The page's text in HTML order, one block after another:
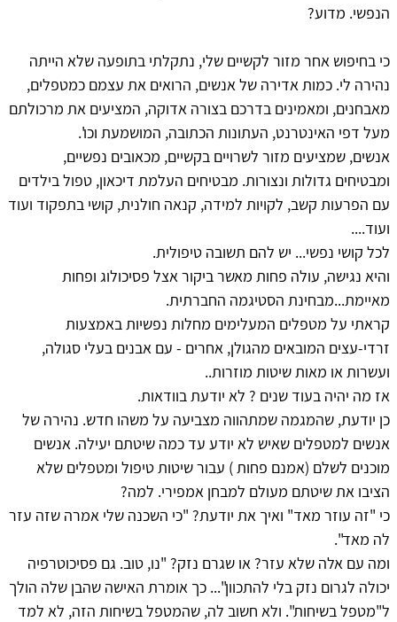
הנפשי. מדוע?
כי בחיפוש אחר מזור לקשיים שלי, נתקלתי בתופעה שלא הייתה
נהירה לי. כמות אדירה של אנשים, הרואים את עצמם כמטפלים,
מאבחנים, ומאמינים בדרכם בצורה אדוקה, המציעים את מרכולתם
מעל דפי האינטרנט, העתונות הכתובה, המושמעת וכו'.
אנשים, שמציעים מזור לשרויים בקשיים, מכאובים נפשיים,
ומבטיחים גדולות ונצורות. מבטיחים העלמת דיכאון, טפול בילדים
עם הפרעות קשב, לקויות למידה, קנאה חולנית, קושי בתפקוד ועוד
ועוד....
לכל קושי נפשי... יש להם תשובה טיפולית.
והיא נגישה, עולה פחות מאשר ביקור אצל פסיכולוג ופחות
מאיימת...מבחינת הסטיגמה החברתית.
קראתי על מטפלים המעלימים מחלות נפשיות באמצעות
זרדי-עצים המובאים מהגולן, אחרים - עם אבנים בעלי סגולה,
ועשרות או מאות שיטות מוזרות..
אז מה יהיה בעוד שנים ? לא יודעת בוודאות.
כן יודעת, שהמגמה שמתהווה מצביעה על משהו חדש. נהירה של
אנשים למטפלים שאיש לא יודע עד כמה שיטתם יעילה. אנשים
מוכנים לשלם (אמנם פחות ) עבור שיטות טיפול ומטפלים שלא
הציבו את שיטתם מעולם למבחן אמפירי. למה?
כי "זה עוזר מאד" ואיך את יודעת? "כי השכנה שלי אמרה שזה עזר
לה מאד".
ומה עם אלה שלא עזר? או שגרם נזק? "נו, טוב. גם פסיכוטרפיה
יכולה לגרום נזק בלי להתכוון"... כך אומרת האישה שהבן שלה הולך
ל"מטפל בשיחות". ולא חשוב לה, שהמטפל בשיחות הזה, לא למד